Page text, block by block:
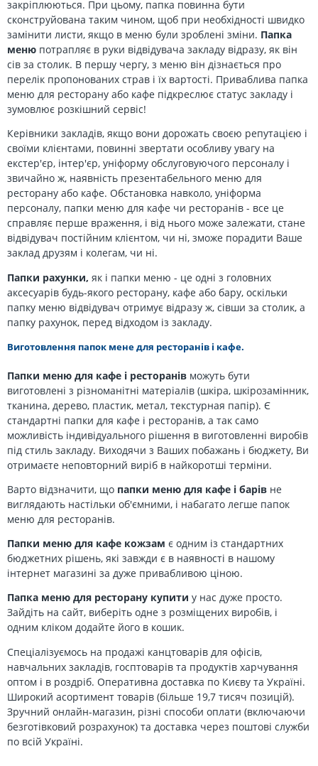
закріплюються. При цьому, папка повинна бути
сконструйована таким чином, щоб при необхідності швидко
замінити листи, якщо в меню були зроблені зміни. Папка
меню потрапляє в руки відвідувача закладу відразу, як він
сів за столик. В першу чергу, з меню він дізнається про
перелік пропонованих страв і їх вартості. Приваблива папка
меню для ресторану або кафе підкреслює статус закладу і
зумовлює розкішний сервіс!
Керівники закладів, якщо вони дорожать своєю репутацією і
своїми клієнтами, повинні звертати особливу увагу на
екстер'єр, інтер'єр, уніформу обслуговуючого персоналу і
звичайно ж, наявність презентабельного меню для
ресторану або кафе. Обстановка навколо, уніформа
персоналу, папки меню для кафе чи ресторанів - все це
справляє перше враження, і від нього може залежати, стане
відвідувач постійним клієнтом, чи ні, зможе порадити Ваше
заклад друзям і колегам, чи ні.
Папки рахунки, як і папки меню - це одні з головних
аксесуарів будь-якого ресторану, кафе або бару, оскільки
папку меню відвідувач отримує відразу ж, сівши за столик, а
папку рахунок, перед відходом із закладу.
Виготовлення папок мене для ресторанів і кафе.
Папки меню для кафе і ресторанів можуть бути
виготовлені з різноманітні матеріалів (шкіра, шкірозамінник,
тканина, дерево, пластик, метал, текстурная папір). Є
стандартні папки для кафе і ресторанів, а так само
можливість індивідуального рішення в виготовленні виробів
під стиль закладу. Виходячи з Ваших побажань і бюджету, Ви
отримаєте неповторний виріб в найкоротші терміни.
Варто відзначити, що папки меню для кафе і барів не
виглядають настільки об'ємними, і набагато легше папок
меню для ресторанів.
Папки меню для кафе кожзам є одним із стандартних
бюджетних рішень, які завжди є в наявності в нашому
інтернет магазині за дуже привабливою ціною.
Папка меню для ресторану купити у нас дуже просто.
Зайдіть на сайт, виберіть одне з розміщених виробів, і
одним кліком додайте його в кошик.
Спеціалізуємось на продажі канцтоварів для офісів,
навчальних закладів, госптоварів та продуктів харчування
оптом і в роздріб. Оперативна доставка по Києву та Україні.
Широкий асортимент товарів (більше 19,7 тисяч позицій).
Зручний онлайн-магазин, різні способи оплати (включаючи
безготівковий розрахунок) та доставка через поштові служби
по всій Україні.